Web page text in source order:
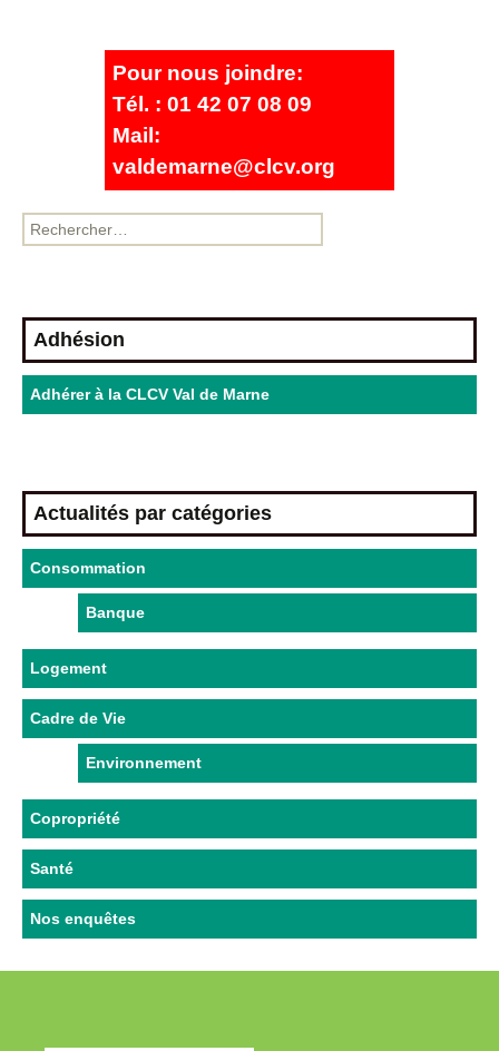
Pour nous joindre:
Tél. : 01 42 07 08 09
Mail:
valdemarne@clcv.org
Adhésion
Adhérer à la CLCV Val de Marne
Actualités par catégories
Consommation
Banque
Logement
Cadre de Vie
Environnement
Copropriété
Santé
Nos enquêtes